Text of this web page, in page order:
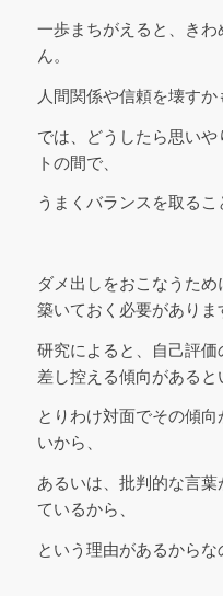
一歩まちがえると、き
ん。
人間関係や信頼を壊すか
では、どうしたら思い
トの間で、
うまくバランスを取るこ
ダメ出しをおこなうた
築いておく必要がありま
研究によると、自己評
差し控える傾向があると
とりわけ対面でその傾
いから、
あるいは、批判的な言
ているから、
という理由があるからな